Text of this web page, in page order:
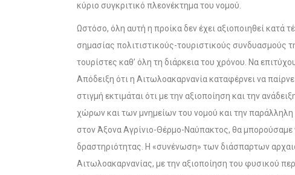
κύριο συγκριτικό πλεονέκτημα του νομού.
Ωστόσο, όλη αυτή η προίκα δεν έχει αξιοποιηθεί κατά
σημασίας πολιτιστικούς-τουριστικούς συνδυασμούς
τουρίστες καθ’ όλη τη διάρκεια του χρόνου. Να
Απόδειξη ότι η Αιτωλοακαρνανία καταφέρνει να
στιγμή εκτιμάται ότι με την αξιοποίηση και την
χώρων και των μνημείων του νομού και την
στον Άξονα Αγρίνιο-Θέρμο-Ναύπακτος, θα μπορούσαμε
δραστηριότητας. Η «συνένωση» των διάσπαρτων
Αιτωλοακαρνανίας, με την αξιοποίηση του φυσικού